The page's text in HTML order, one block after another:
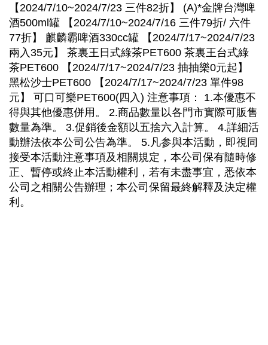
【2024/7/10~2024/7/23 三件82折】 (A)*金牌台灣啤
酒500ml罐 【2024/7/10~2024/7/16 三件79折/ 六件
77折】 麒麟霸啤酒330cc罐 【2024/7/17~2024/7/23
兩入35元】 茶裏王日式綠茶PET600 茶裏王台式綠
茶PET600 【2024/7/17~2024/7/23 抽抽樂0元起】
黑松沙士PET600 【2024/7/17~2024/7/23 單件98
元】 可口可樂PET600(四入) 注意事項： 1.本優惠不
得與其他優惠併用。 2.商品數量以各門市實際可販售
數量為準。 3.促銷後金額以五捨六入計算。 4.詳細活
動辦法依本公司公告為準。 5.凡参與本活動，即視同
接受本活動注意事項及相關規定，本公司保有隨時修
正、暫停或終止本活動權利，若有未盡事宜，悉依本
公司之相關公告辦理；本公司保留最終解釋及決定權
利。